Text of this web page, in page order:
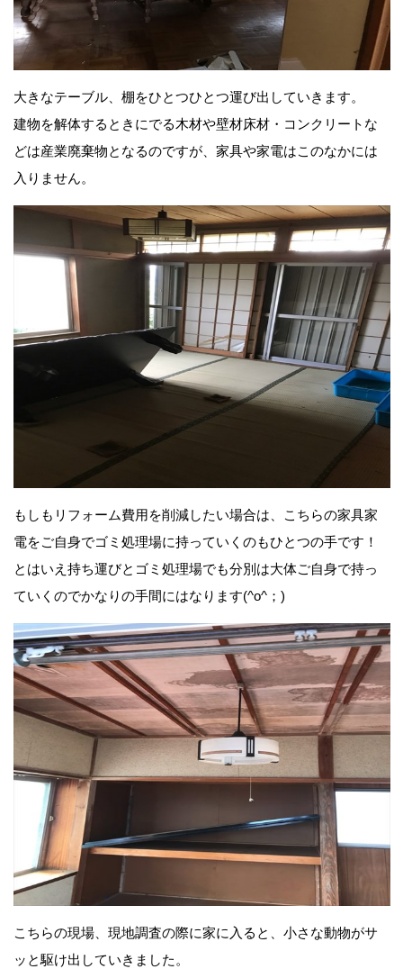
大きなテーブル、棚をひとつひとつ運び出していきます。
建物を解体するときにでる木材や壁材床材・コンクリートな
どは産業廃棄物となるのですが、家具や家電はこのなかには
入りません。
もしもリフォーム費用を削減したい場合は、こちらの家具家
電をご自身でゴミ処理場に持っていくのもひとつの手です！
とはいえ持ち運びとゴミ処理場でも分別は大体ご自身で持っ
ていくのでかなりの手間にはなります(^o^；)
こちらの現場、現地調査の際に家に入ると、小さな動物がサ
ッと駆け出していきました。